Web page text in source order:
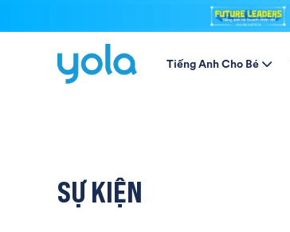
Tiếng Anh Cho Bé
SỰ KIỆN